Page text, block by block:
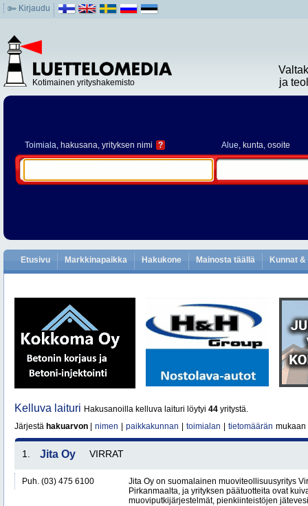
Kirjaudu
Kotimainen yrityshakemisto
ja
Toimiala, hakusana, yrityksen nimi ? Alue, kunta, osoite
Etusivu Markkinapaikka Hakukone Mainosta täällä Kunnat
Kelluva laituri Hakusanoilla kelluva laituri löytyi 44 yritystä.
Järjestä hakuarvon nimen paikkakunnan toimialan tietomäärän mukaan
1. Jita Oy VIRRAT
Puh. (03) 475 6100
Jita Oy on suomalainen muoviteollisuusyritys
Pirkanmaalta, ja yrityksen päätuotteita ovat
muoviputkijärjestelmät, pienkiinteistöjen